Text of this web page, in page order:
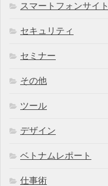
スマートフォンサイト
セキュリティ
セミナー
その他
ツール
デザイン
ベトナムレポート
仕事術